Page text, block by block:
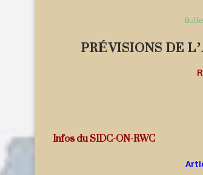
PRÉVISIONS DE
Infos du SIDC-ON-RWC